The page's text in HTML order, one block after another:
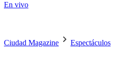
En vivo
Ciudad Magazine Espectáculos